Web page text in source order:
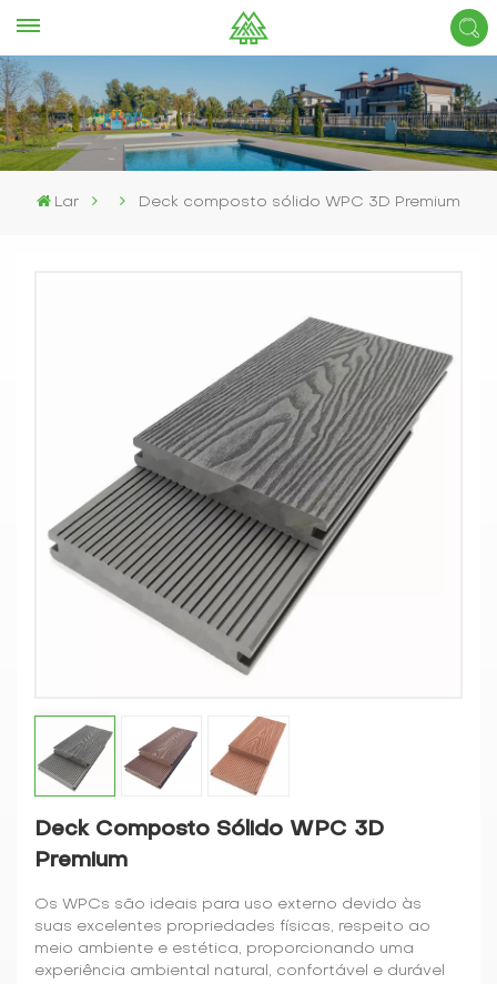
Lar Deck composto sólido WPC 3D Premium
Deck Composto Sólido WPC 3D
Premium
Os WPCs são ideais para uso externo devido às
suas excelentes propriedades físicas, respeito ao
meio ambiente e estética, proporcionando uma
experiência ambiental natural, confortável e durável